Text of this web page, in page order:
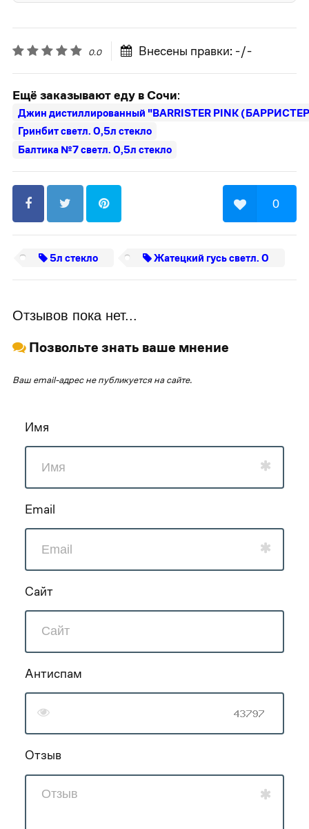
0.0 Внесены правки: -/-
Ещё заказывают еду в Сочи:
Джин дистиллированный "BARRISTER PINK
Гринбит светл. 0,5л стекло
Балтика №7 светл. 0,5л стекло
0
5л стекло Жатецкий гусь светл. 0
Отзывов пока нет...
Позвольте знать ваше мнение
Ваш email-адрес не публикуется на сайте.
Имя
Email
Сайт
Антиспам
Отзыв